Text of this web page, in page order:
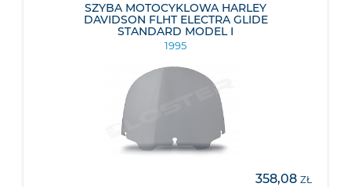
SZYBA MOTOCYKLOWA HARLEY
DAVIDSON FLHT ELECTRA GLIDE
STANDARD MODEL I
1995
358,08 ZŁ